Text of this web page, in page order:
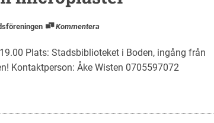
Kommentera
Plats: Stadsbiblioteket i Boden, ingång från
Kontaktperson: Åke Wisten 0705597072